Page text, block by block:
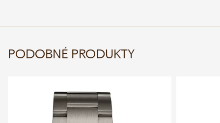
PODOBNÉ PRODUKTY